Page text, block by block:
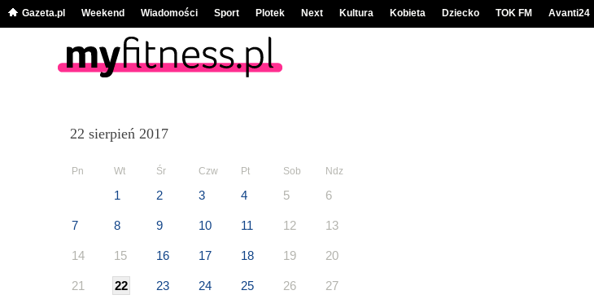
Gazeta.pl Weekend Wiadomości Sport Plotek Next Kultura Kobieta Dziecko TOK FM Avanti24
22 sierpień 2017
Pn Wt Śr Czw Pt Sob Ndz
1 2 3 4 5 6
7 8 9 10 11 12 13
14 15 16 17 18 19 20
21 22 23 24 25 26 27